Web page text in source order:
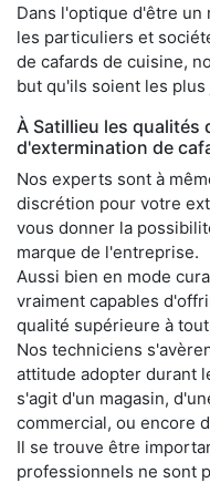
Dans l'optique d'être
les particuliers et
de cafards de cuisine,
but qu'ils soient les
À Satillieu les
d'extermination de
Nos experts sont à
discrétion pour votre
vous donner la
marque de l'entreprise.
Aussi bien en mode
vraiment capables
qualité supérieure à
Nos techniciens
attitude adopter durant
s'agit d'un magasin,
commercial, ou encore
Il se trouve être
professionnels ne sont